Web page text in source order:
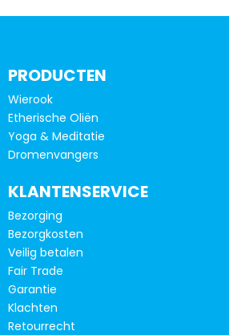
PRODUCTEN
Wierook
Etherische Oliën
Yoga & Meditatie
Dromenvangers
KLANTENSERVICE
Bezorging
Bezorgkosten
Veilig betalen
Fair Trade
Garantie
Klachten
Retourrecht